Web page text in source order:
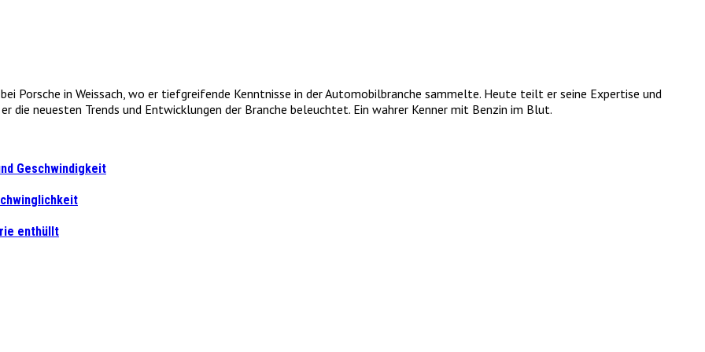
Porsche in Weissach, wo er tiefgreifende Kenntnisse in der Automobilbranche sammelte. Heute teilt er seine Expertise und
die neuesten Trends und Entwicklungen der Branche beleuchtet. Ein wahrer Kenner mit Benzin im Blut.
Geschwindigkeit
enthüllt